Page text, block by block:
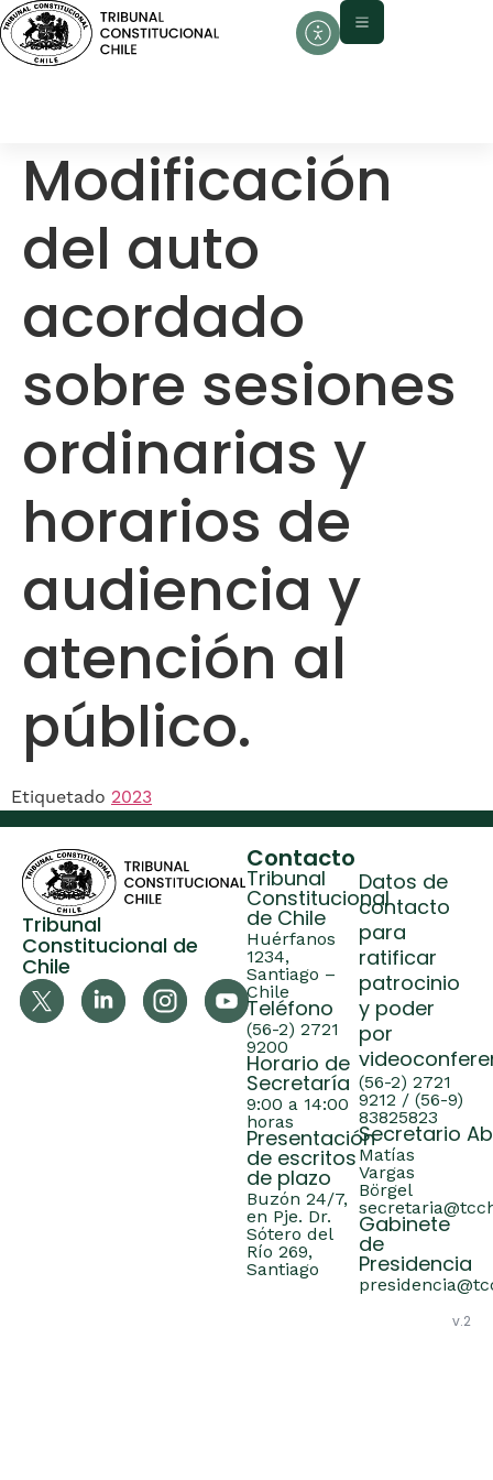
contenido
Modificación
del auto
acordado
sobre sesiones
ordinarias y
horarios de
audiencia y
atención al
público.
Etiquetado 2023
Tribunal
Constitucional de
Chile
Contacto
Tribunal
Constitucional
de Chile
Huérfanos
1234,
Santiago –
Chile
Teléfono
(56-2) 2721
9200
Horario de
Secretaría
9:00 a 14:00
horas
Presentación
de escritos
de plazo
Buzón 24/7,
en Pje. Dr.
Sótero del
Río 269,
Santiago
Datos de
contacto
para
ratificar
patrocinio
y poder
por
(56-2) 2721
9212 / (56-9)
83825823
Secretario
Matías
Vargas
Börgel
Gabinete
de
Presidencia
v.2